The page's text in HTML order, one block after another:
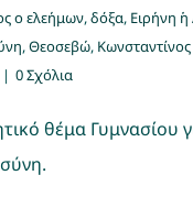
ο ελεήμων,δόξα, Ειρήνη
,Θεοσεβώ, Κωνσταντίνος
| 0 Σχόλια
θέμα Γυμνασίου